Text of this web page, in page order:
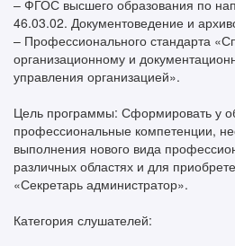
– ФГОС высшего образования по
46.03.02. Документоведение и
– Профессионального стандарта
организационному и
управления организацией».
Цель программы: Сформировать у
профессиональные компетенции,
выполнения нового вида
различных областях и для
«Секретарь администратор».
Категория слушателей: